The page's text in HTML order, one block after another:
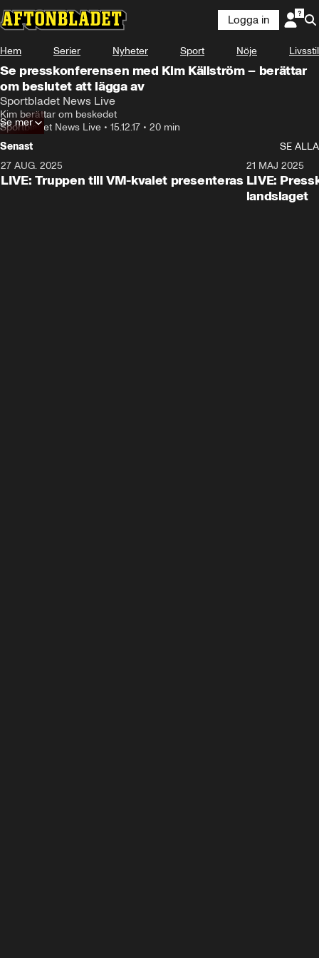
Logga in
Hem Serier Nyheter Sport Nöje Livsstil
Se presskonferensen med Kim Källström – berättar
om beslutet att lägga av
Sportbladet News Live
Kim berättar om beskedet
Sportbladet News Live • 15.12.17 • 20 min
Se mer
Senast
SE ALLA
27 AUG. 2025
LIVE: Truppen till VM-kvalet presenteras
21 MAJ 2025
LIVE:
landslaget